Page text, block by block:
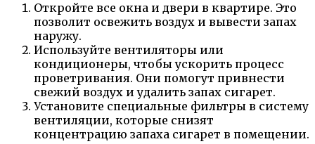
Откройте все окна и двери в квартире. Это
позволит освежить воздух и вывести запах
наружу.
Используйте вентиляторы или
кондиционеры, чтобы ускорить процесс
проветривания. Они помогут привнести
свежий воздух и удалить запах сигарет.
Установите специальные фильтры в систему
вентиляции, которые снизят
концентрацию запаха сигарет в помещении.